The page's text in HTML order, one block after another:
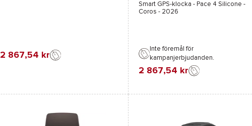
2 867,54 kr
Smart GPS-klocka - Pace 4 Silicone -
Coros - 2026
Inte föremål för
kampanjerbjudanden.
2 867,54 kr